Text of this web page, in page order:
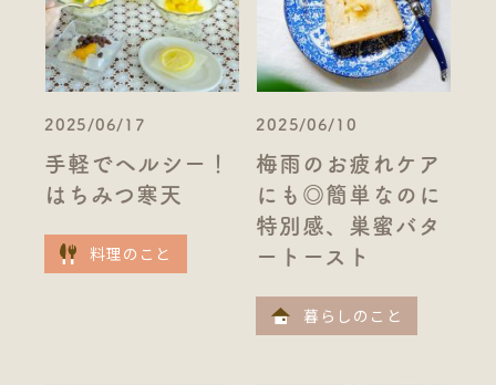
2025/06/17
手軽でヘルシー！
はちみつ寒天
料理のこと
2025/06/10
梅雨のお疲れケア
にも◎簡単なのに
特別感、巣蜜バタ
ートースト
暮らしのこと